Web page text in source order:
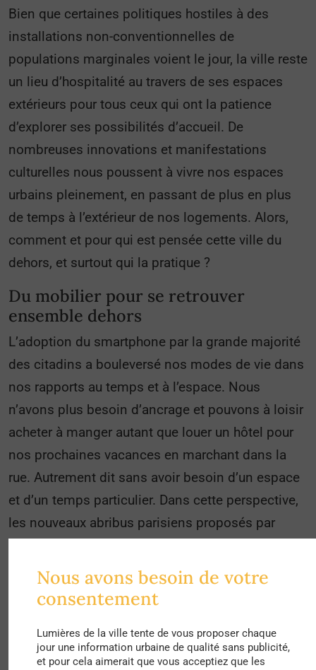
Bien que certaines politiques hostiles à des
installations non-conventionnelles de
populations marginales voient le jour, la ville reste
un lieu d’hospitalité au travers de ses espaces
extérieurs pour tous ceux qui ont la patience
d’explorer ses possibilités d’accueil. De
nombreuses innovations et manifestations
culturelles nous poussent à vivre nos espaces
urbains pleinement, en passant de plus en plus
de temps à l’extérieur de nos logements. Alors,
comment et pour qui est pensée cette ville du
dehors, et surtout qui la pratique ?
Du mobilier pour se retrouver
ensemble dehors
L’adoption du smartphone par la grande majorité
des citadins a bouleversé nos modes de vie dans
nos rapports au temps et à l’espace. Nous
n’avons plus besoin d’ancrage et pouvons à loisir
acheter à manger autant que louer un hôtel pour
nos prochaines vacances en marchant dans la
rue. Autrement dit sans avoir besoin d’un espace
et d’un temps particulier. Dans cette perspective,
les nouveaux abribus parisiens proposés par
tout le monde disposent d’une technologie non-
négligeable. Munis d’un port USB qui permet de
les citadins n’ont plus à faire face à l’éternel
problème de batterie, et peuvent vivre toute leur
Nous avons besoin de votre
consentement
Lumières de la ville tente de vous proposer chaque
jour une information urbaine de qualité sans publicité,
et pour cela aimerait que vous acceptiez que les